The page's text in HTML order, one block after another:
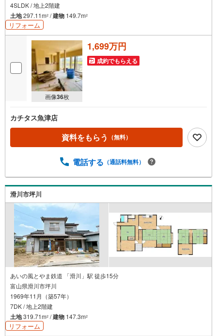
4SLDK / 地上2階建
土地297.11m2 /建物 149.7m2
リフォーム
画像36枚
1,699万円
成約でもらえる
カチタス魚津店
資料をもらう （無料）
電話する （通話料無料）
滑川市坪川
あいの風とやま鉄道 「滑川」駅 徒歩15分
富山県滑川市坪川
1969年11月（築57年）
7DK / 地上2階建
土地319.71m2 /建物 147.3m2
リフォーム